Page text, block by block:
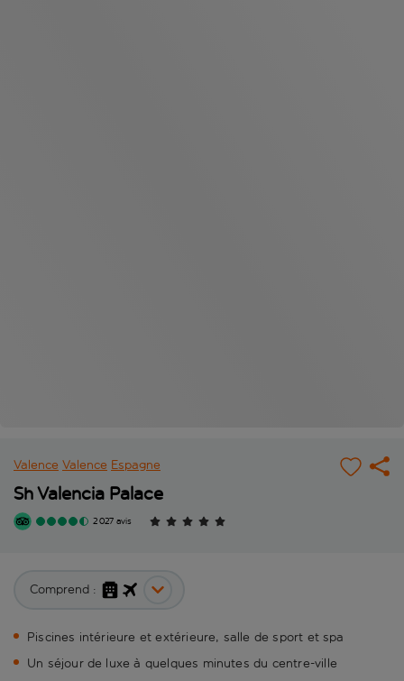
Valence Valence Espagne
Sh Valencia Palace
2 027 avis
Comprend :
Piscines intérieure et extérieure, salle de sport et spa
Un séjour de luxe à quelques minutes du centre-ville